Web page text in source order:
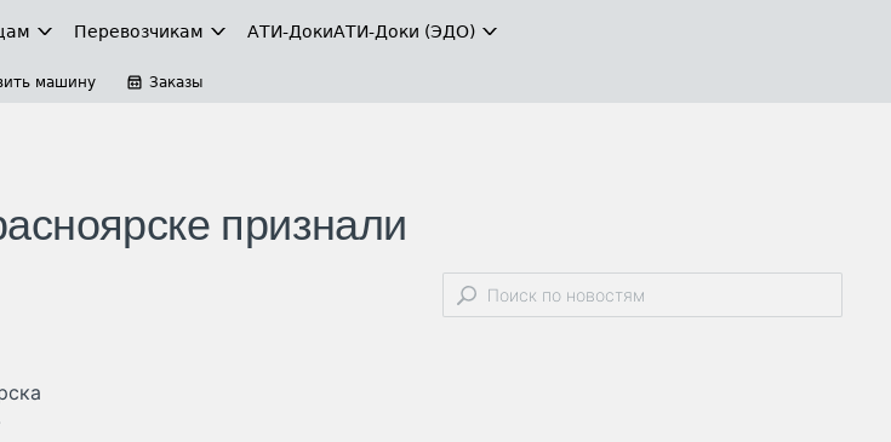
Перевозчикам АТИ-ДокиАТИ-Доки (ЭДО)
машину Заказы
признали